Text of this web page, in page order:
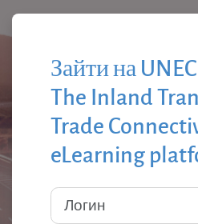
Зайти на
The Inland
Trade
eLearning
Логин